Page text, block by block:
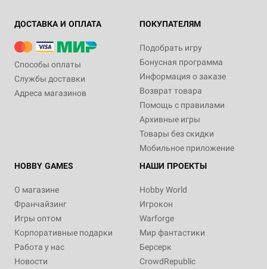
ДОСТАВКА И ОПЛАТА
Способы оплаты
Службы доставки
Адреса магазинов
ПОКУПАТЕЛЯМ
Подобрать игру
Бонусная программа
Информация о заказе
Возврат товара
Помощь с правилами
Архивные игры
Товары без скидки
Мобильное приложение
HOBBY GAMES
О магазине
Франчайзинг
Игры оптом
Корпоративные подарки
Работа у нас
Новости
НАШИ ПРОЕКТЫ
Hobby World
Игрокон
Warforge
Мир фантастики
Берсерк
CrowdRepublic